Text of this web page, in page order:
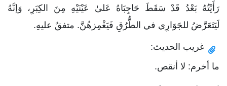
رَأَيْتُهُ بَعْدُ قَدْ سَقَطَ حَاجِبَاهُ عَلىٰ عَيْنَيْهِ مِنَ الكِبَرِ، وَإنَّهُ
لَيَتَعَرَّضُ للجَوَارِي في الطُّرُقِ فَيَغْمِزهُنَّ. متفقٌ عليهِ.
غريب الحديث:
ما أخرم: لا أنقص.